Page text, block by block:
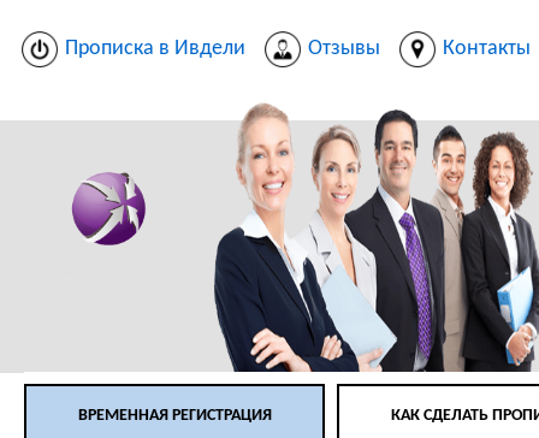
Прописка в Ивдели Отзывы Контакты
ВРЕМЕННАЯ РЕГИСТРАЦИЯ КАК СДЕЛАТЬ